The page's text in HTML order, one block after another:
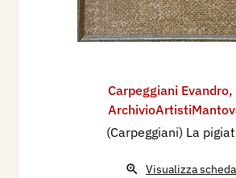
Carpeggiani Evandro,
(Carpeggiani) La
Visualizza scheda